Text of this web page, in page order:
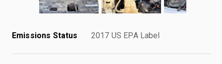
Emissions Status 2017 US EPA Label